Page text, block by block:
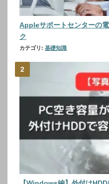
Appleサポートセンターの
ク
カテゴリ: 基礎知識